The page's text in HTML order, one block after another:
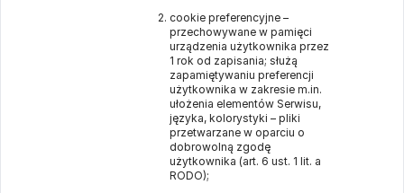
cookie preferencyjne –
przechowywane w pamięci
urządzenia użytkownika przez
1 rok od zapisania; służą
zapamiętywaniu preferencji
użytkownika w zakresie m.in.
ułożenia elementów Serwisu,
języka, kolorystyki – pliki
przetwarzane w oparciu o
dobrowolną zgodę
użytkownika (art. 6 ust. 1 lit. a
RODO);